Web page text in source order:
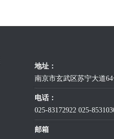
地址：
南京市玄武区苏宁大道
电话：
025-83172922 025-
邮箱